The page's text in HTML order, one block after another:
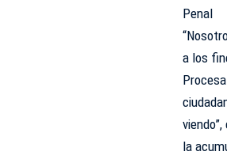
Penal
a los
la